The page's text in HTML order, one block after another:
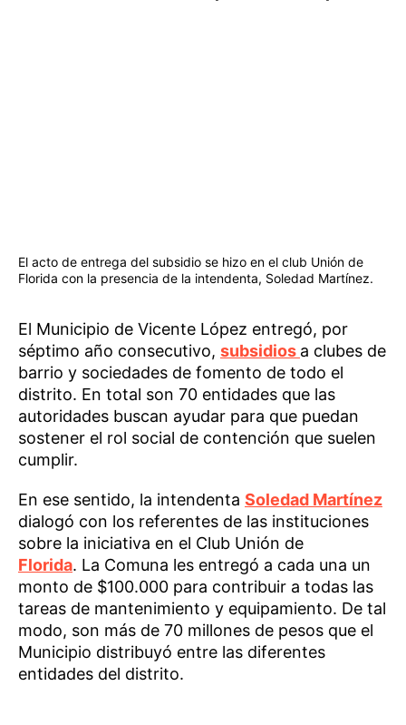
El acto de entrega del subsidio se hizo en el club Unión de
Florida con la presencia de la intendenta, Soledad Martínez.
El Municipio de Vicente López entregó, por
séptimo año consecutivo, subsidios a clubes de
barrio y sociedades de fomento de todo el
distrito. En total son 70 entidades que las
autoridades buscan ayudar para que puedan
sostener el rol social de contención que suelen
cumplir.
En ese sentido, la intendenta Soledad Martínez
dialogó con los referentes de las instituciones
sobre la iniciativa en el Club Unión de
Florida. La Comuna les entregó a cada una un
monto de $100.000 para contribuir a todas las
tareas de mantenimiento y equipamiento. De tal
modo, son más de 70 millones de pesos que el
Municipio distribuyó entre las diferentes
entidades del distrito.